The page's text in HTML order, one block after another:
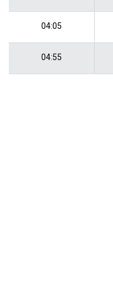
04:05
04:55